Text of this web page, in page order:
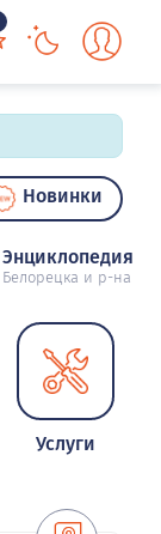
Новинки
Энциклопедия
Белорецка и р-на
Услуги